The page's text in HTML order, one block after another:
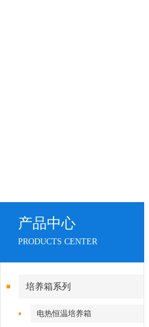
产品中心
PRODUCTS CENTER
培养箱系列
电热恒温培养箱